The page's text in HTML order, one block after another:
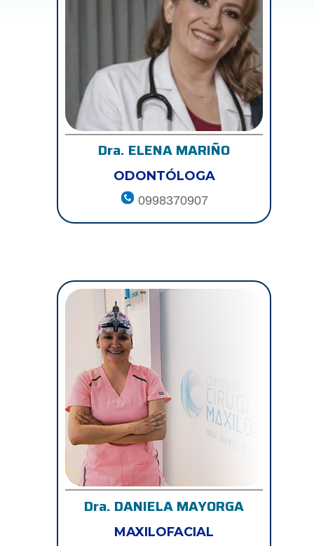
Dra. ELENA MARIÑO
ODONTÓLOGA
0998370907
Dra. DANIELA MAYORGA
MAXILOFACIAL